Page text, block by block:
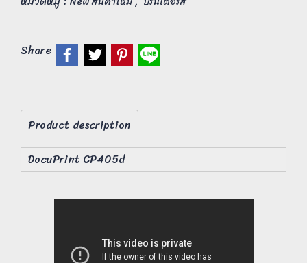
Share
Product description
DocuPrint CP405d